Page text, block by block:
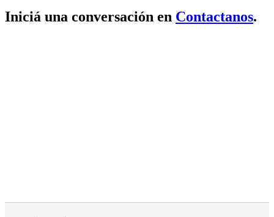
Iniciá una conversación en Contactanos.